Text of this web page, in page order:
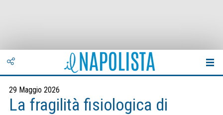
29 Maggio 2026
La fragilità fisiologica di